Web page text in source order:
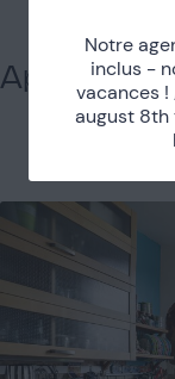
Notre
inclus -
vacances
august 8th